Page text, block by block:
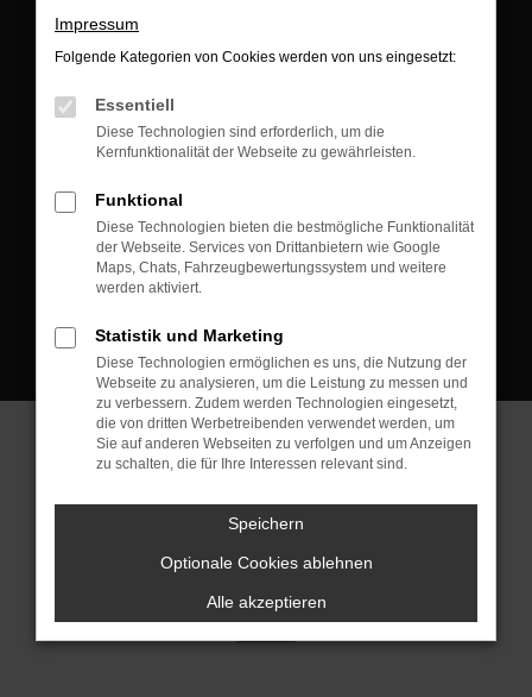
Postadresse:
Kontakt:
Tel.: +49 3745 760 90 20
Fax: +49 3745 760 90 21
Mail: fj@jakob-trading.com
Cookie Einstellungen
© 2026 Jakob Trading GmbH | Neustädter Straße 1 | DE-08223
Neustadt/Vogtland | fj@jakob-trading.com | Webdesign by audaris.de
Impressum
Folgende Kategorien von Cookies werden von uns eingesetzt:
Essentiell
Diese Technologien sind erforderlich, um die
Kernfunktionalität der Webseite zu gewährleisten.
Funktional
Diese Technologien bieten die bestmögliche Funktionalität
der Webseite. Services von Drittanbietern wie Google
Maps, Chats, Fahrzeugbewertungssystem und weitere
werden aktiviert.
Statistik und Marketing
Diese Technologien ermöglichen es uns, die Nutzung der
Webseite zu analysieren, um die Leistung zu messen und
zu verbessern. Zudem werden Technologien eingesetzt,
die von dritten Werbetreibenden verwendet werden, um
Sie auf anderen Webseiten zu verfolgen und um Anzeigen
zu schalten, die für Ihre Interessen relevant sind.
Speichern
Optionale Cookies ablehnen
Alle akzeptieren